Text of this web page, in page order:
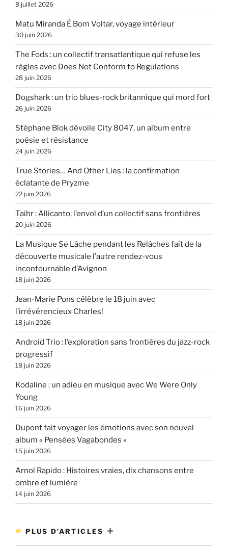
8 juillet 2026
Matu Miranda É Bom Voltar, voyage intérieur
30 juin 2026
The Fods : un collectif transatlantique qui refuse les
règles avec Does Not Conform to Regulations
28 juin 2026
Dogshark : un trio blues-rock britannique qui mord fort
26 juin 2026
Stéphane Blok dévoile City 8047, un album entre
poésie et résistance
24 juin 2026
True Stories… And Other Lies : la confirmation
éclatante de Pryzme
22 juin 2026
Taihr : Allicanto, l’envol d’un collectif sans frontières
20 juin 2026
La Musique Se Lâche pendant les Relâches fait de la
découverte musicale l’autre rendez-vous
incontournable d’Avignon
18 juin 2026
Jean-Marie Pons célèbre le 18 juin avec
l’irrévérencieux Charles!
18 juin 2026
Android Trio : l’exploration sans frontières du jazz-rock
progressif
18 juin 2026
Kodaline : un adieu en musique avec We Were Only
Young
16 juin 2026
Dupont fait voyager les émotions avec son nouvel
album « Pensées Vagabondes »
15 juin 2026
Arnol Rapido : Histoires vraies, dix chansons entre
ombre et lumière
14 juin 2026
PLUS D’ARTICLES